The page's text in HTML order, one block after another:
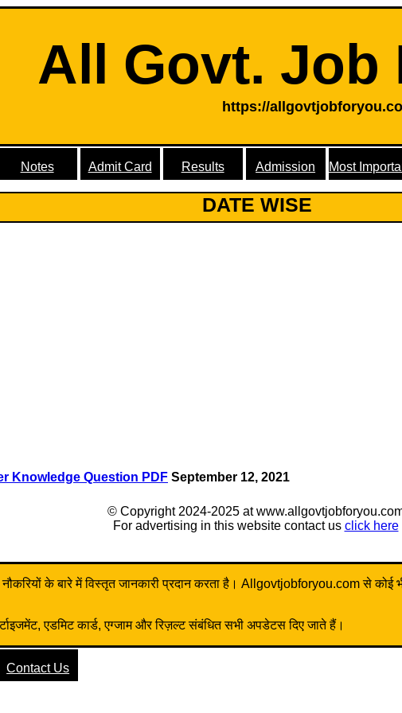
All Govt. Job
https://
Notes Admit Card Results Admission Most
DATE WISE
Knowledge Question PDF September 12, 2021
© Copyright 2024-2025 at
For advertising in this website contact us click here
के बारे में विस्तृत जानकारी प्रदान करता है। Allgovtjobforyou.com से कोई भी
एडमिट कार्ड, एग्जाम और रिज़ल्ट संबंधित सभी अपडेटस दिए जाते हैं।
Contact Us